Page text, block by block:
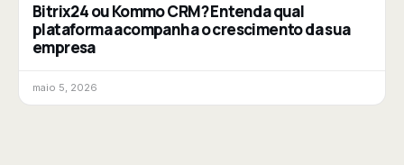
Bitrix24 ou Kommo CRM? Entenda qual
plataforma acompanha o crescimento da sua
empresa
maio 5, 2026